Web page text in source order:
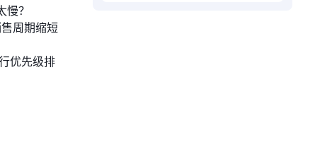
？
周期缩短
优先级排